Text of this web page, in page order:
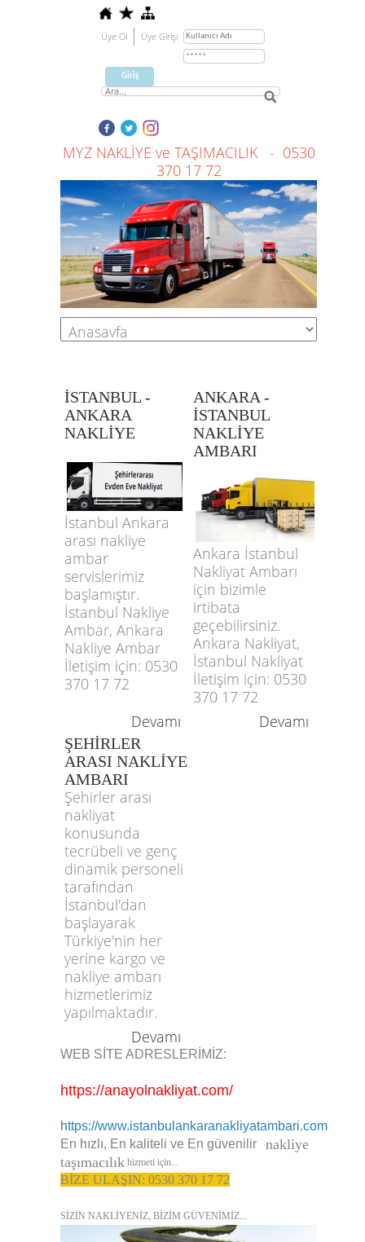
Üye Ol Üye Girişi
MYZ NAKLİYE ve TAŞIMACILIK - 0530
370 17 72
İSTANBUL -
ANKARA
NAKLİYE
ANKARA -
İSTANBUL
NAKLİYE
AMBARI
İstanbul Ankara
arası nakliye
ambar
servislerimiz
başlamıştır.
İstanbul Nakliye
Ambar, Ankara
Nakliye Ambar
İletişim için: 0530
370 17 72
Ankara İstanbul
Nakliyat Ambarı
için bizimle
irtibata
geçebilirsiniz.
Ankara Nakliyat,
İstanbul Nakliyat
İletişim için: 0530
370 17 72
Devamı
Devamı
ŞEHİRLER
ARASI NAKLİYE
AMBARI
Şehirler arası
nakliyat
konusunda
tecrübeli ve genç
dinamik personeli
tarafından
İstanbul'dan
başlayarak
Türkiye'nin her
yerine kargo ve
nakliye ambarı
hizmetlerimiz
yapılmaktadır.
Devamı
WEB SİTE ADRESLERİMİZ:
https://anayolnakliyat.com/
https://www.istanbulankaranakliyatambari.com
En hızlı, En kaliteli ve En güvenilir
nakliye
taşımacılık hizmeti için...
BİZE ULAŞIN: 0530 370 17 72
SİZİN NAKLİYENİZ, BİZİM GÜVENİMİZ...